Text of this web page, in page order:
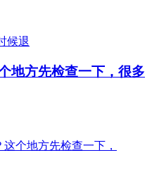
地方先检查一下，很多